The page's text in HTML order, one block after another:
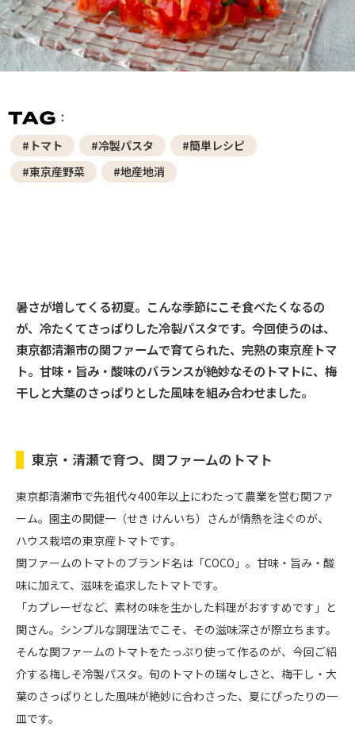
#トマト #冷製パスタ
#簡単レシピ
#東京産野菜
#地産地消
暑さが増してくる初夏。こんな季節にこそ食べたくなるの
が、冷たくてさっぱりした冷製パスタです。今回使うのは、
東京都清瀬市の関ファームで育てられた、完熟の東京産トマ
ト。甘味・旨み・酸味のバランスが絶妙なそのトマトに、梅
干しと大葉のさっぱりとした風味を組み合わせました。
東京・清瀬で育つ、関ファームのトマト
東京都清瀬市で先祖代々400年以上にわたって農業を営む関ファ
ーム。園主の関健一（せき けんいち）さんが情熱を注ぐのが、
ハウス栽培の東京産トマトです。
関ファームのトマトのブランド名は「COCO」。甘味・旨み・酸
味に加えて、滋味を追求したトマトです。
「カプレーゼなど、素材の味を生かした料理がおすすめです」と
関さん。シンプルな調理法でこそ、その滋味深さが際立ちます。
そんな関ファームのトマトをたっぷり使って作るのが、今回ご紹
介する梅しそ冷製パスタ。旬のトマトの瑞々しさと、梅干し・大
葉のさっぱりとした風味が絶妙に合わさった、夏にぴったりの一
皿です。